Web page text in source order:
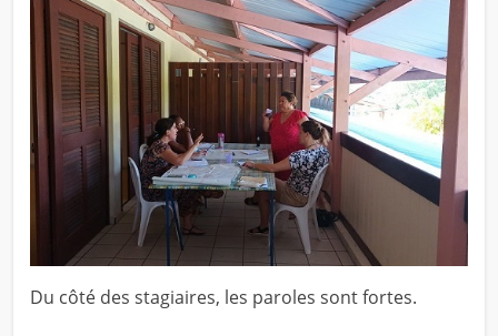
Du côté des stagiaires, les paroles sont fortes.